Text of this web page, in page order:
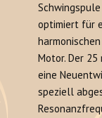
optimiert für
Motor. Der
eine
speziell